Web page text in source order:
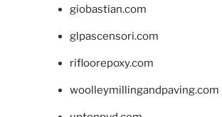
giobastian.com
glpascensori.com
rifloorepoxy.com
woolleymillingandpaving.com